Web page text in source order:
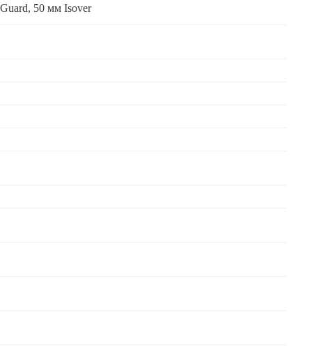
50 мм Isover